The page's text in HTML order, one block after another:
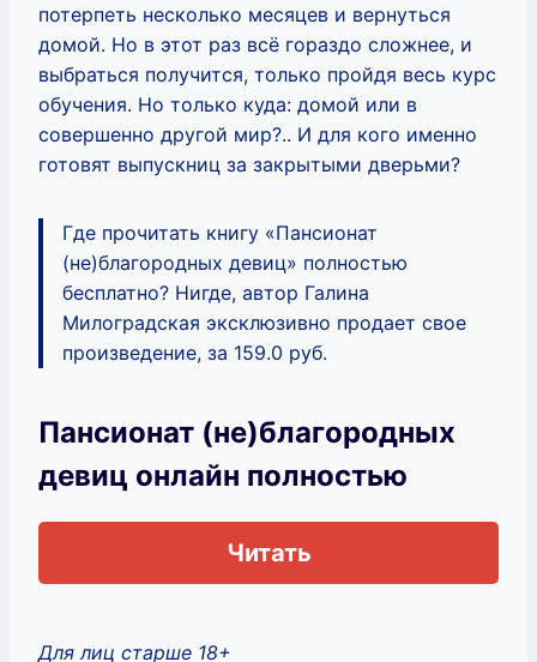
потерпеть несколько месяцев и вернуться
домой. Но в этот раз всё гораздо сложнее, и
выбраться получится, только пройдя весь курс
обучения. Но только куда: домой или в
совершенно другой мир?.. И для кого именно
готовят выпускниц за закрытыми дверьми?
Где прочитать книгу «Пансионат
(не)благородных девиц» полностью
бесплатно? Нигде, автор Галина
Милоградская эксклюзивно продает свое
произведение, за 159.0 руб.
Пансионат (не)благородных
девиц онлайн полностью
Читать
Для лиц старше 18+